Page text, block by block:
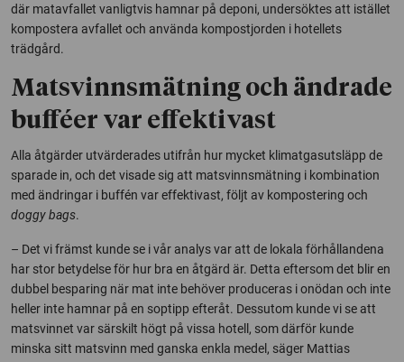
där matavfallet vanligtvis hamnar på deponi, undersöktes att istället
kompostera avfallet och använda kompostjorden i hotellets
trädgård.
Matsvinnsmätning och ändrade
bufféer var effektivast
Alla åtgärder utvärderades utifrån hur mycket klimatgasutsläpp de
sparade in, och det visade sig att matsvinnsmätning i kombination
med ändringar i buffén var effektivast, följt av kompostering och
doggy bags.
– Det vi främst kunde se i vår analys var att de lokala förhållandena
har stor betydelse för hur bra en åtgärd är. Detta eftersom det blir en
dubbel besparing när mat inte behöver produceras i onödan och inte
heller inte hamnar på en soptipp efteråt. Dessutom kunde vi se att
matsvinnet var särskilt högt på vissa hotell, som därför kunde
minska sitt matsvinn med ganska enkla medel, säger Mattias